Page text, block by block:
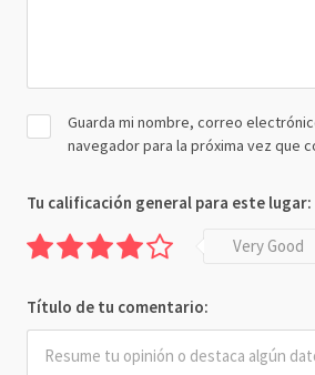
Guarda mi nombre, correo
navegador para la próxima vez que
Tu calificación general para este lugar:
Very Good
Título de tu comentario: